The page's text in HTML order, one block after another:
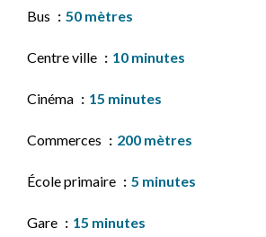
Bus 50 mètres
Centre ville 10 minutes
Cinéma 15 minutes
Commerces 200 mètres
École primaire 5 minutes
Gare 15 minutes